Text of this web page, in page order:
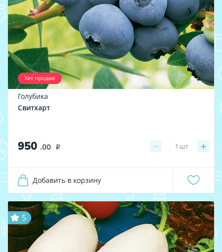
Хит продаж
Голубика
Свитхарт
950 .00 i − +
1 шт
Добавить в корзину
5